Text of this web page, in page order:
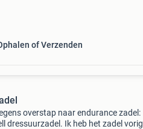
of Verzenden
overstap naar endurance zadel:
dressuurzadel. Ik heb het zadel vorig